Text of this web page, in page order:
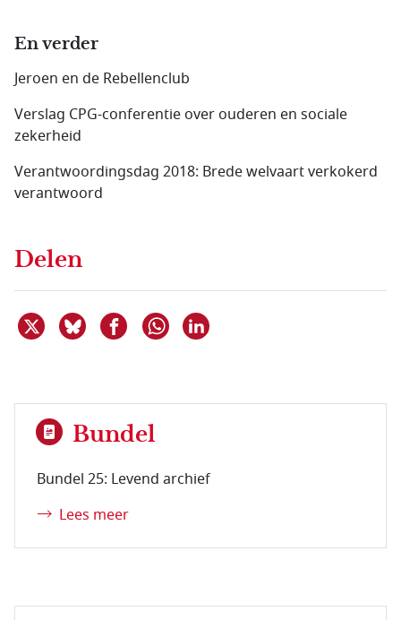
En verder
Jeroen en de Rebellenclub
Verslag CPG-conferentie over ouderen en sociale
zekerheid
Verantwoordingsdag 2018: Brede welvaart verkokerd
verantwoord
Delen
Deel dit item op X
Deel dit item op Bluesky
Deel dit item op Facebook
Delen via WhatsApp
Bundel
Bundel 25: Levend archief
Lees meer